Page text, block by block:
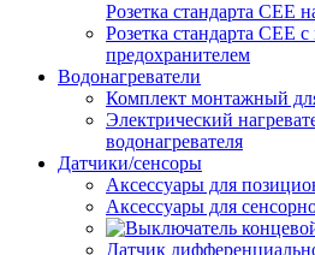
Розетка стандарта СЕЕ
Розетка стандарта СЕЕ
предохранителем
Водонагреватели
Комплект монтажный
Электрический
водонагревателя
Датчики/сенсоры
Аксессуары для
Аксессуары для
Датчик